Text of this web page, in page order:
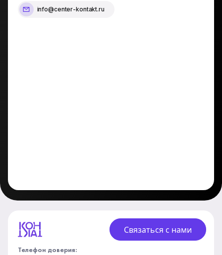
info@center-kontakt.ru
Связаться с нами
Телефон доверия: